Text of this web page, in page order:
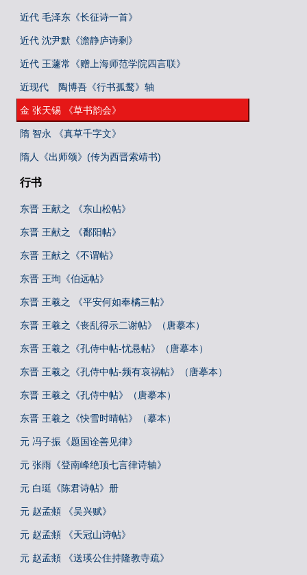
近代 毛泽东《长征诗一首》
近代 沈尹默《澹静庐诗剩》
近代 王蘧常《赠上海师范学院四言联》
近现代 陶博吾《行书孤鹜》轴
金 张天锡 《草书韵会》
隋 智永 《真草千字文》
隋人《出师颂》(传为西晋索靖书)
行书
东晋 王献之 《东山松帖》
东晋 王献之 《鄱阳帖》
东晋 王献之《不谓帖》
东晋 王珣《伯远帖》
东晋 王羲之 《平安何如奉橘三帖》
东晋 王羲之《丧乱得示二谢帖》（唐摹本）
东晋 王羲之《孔侍中帖-忧悬帖》（唐摹本）
东晋 王羲之《孔侍中帖-频有哀祸帖》（唐摹本）
东晋 王羲之《孔侍中帖》（唐摹本）
东晋 王羲之《快雪时晴帖》（摹本）
元 冯子振《题国诠善见律》
元 张雨《登南峰绝顶七言律诗轴》
元 白珽《陈君诗帖》册
元 赵孟頫 《吴兴赋》
元 赵孟頫 《天冠山诗帖》
元 赵孟頫 《送瑛公住持隆教寺疏》